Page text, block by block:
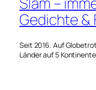
Gedichte &
Seit 2016. Auf
Länder auf 5